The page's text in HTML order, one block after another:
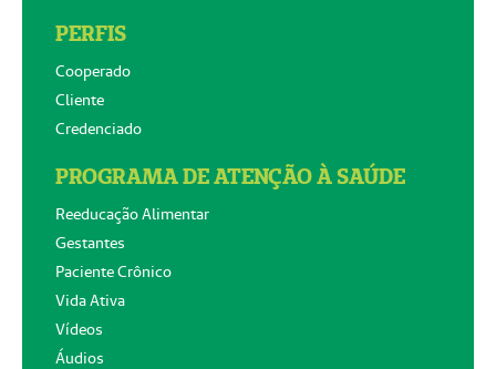
PERFIS
Cooperado
Cliente
Credenciado
PROGRAMA DE ATENÇÃO À SAÚDE
Reeducação Alimentar
Gestantes
Paciente Crônico
Vida Ativa
Vídeos
Áudios